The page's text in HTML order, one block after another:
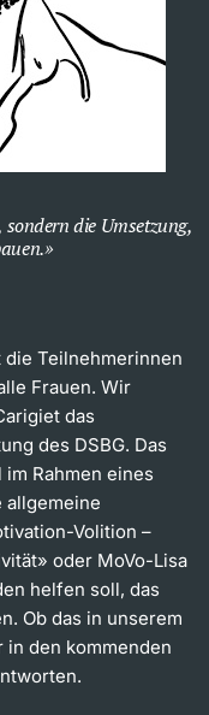
die Umsetzung,
Teilnehmerinnen
Frauen. Wir
das
des DSBG. Das
Rahmen eines
allgemeine
Volition –
oder MoVo-Lisa
helfen soll, das
Ob das in unserem
den kommenden